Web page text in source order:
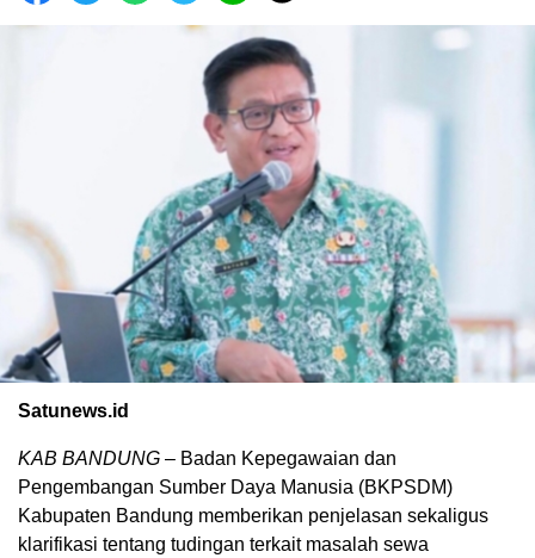
Satunews.id
KAB BANDUNG – Badan Kepegawaian dan
Pengembangan Sumber Daya Manusia (BKPSDM)
Kabupaten Bandung memberikan penjelasan sekaligus
klarifikasi tentang tudingan terkait masalah sewa